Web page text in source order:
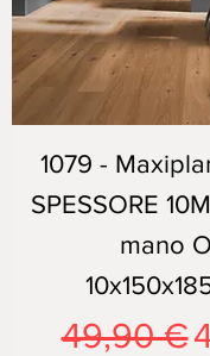
1079 -
SPESSORE
mano
Prezzo
49,90 €